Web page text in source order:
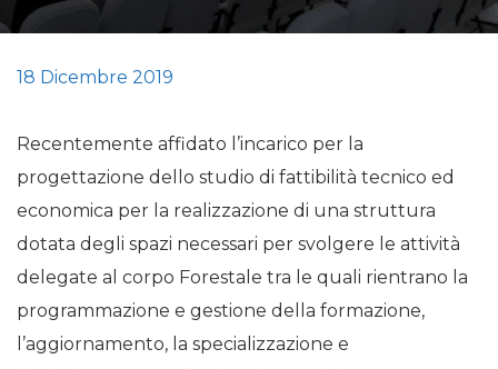
18 Dicembre 2019
Recentemente affidato l’incarico per la
progettazione dello studio di fattibilità tecnico ed
economica per la realizzazione di una struttura
dotata degli spazi necessari per svolgere le attività
delegate al corpo Forestale tra le quali rientrano la
programmazione e gestione della formazione,
l’aggiornamento, la specializzazione e